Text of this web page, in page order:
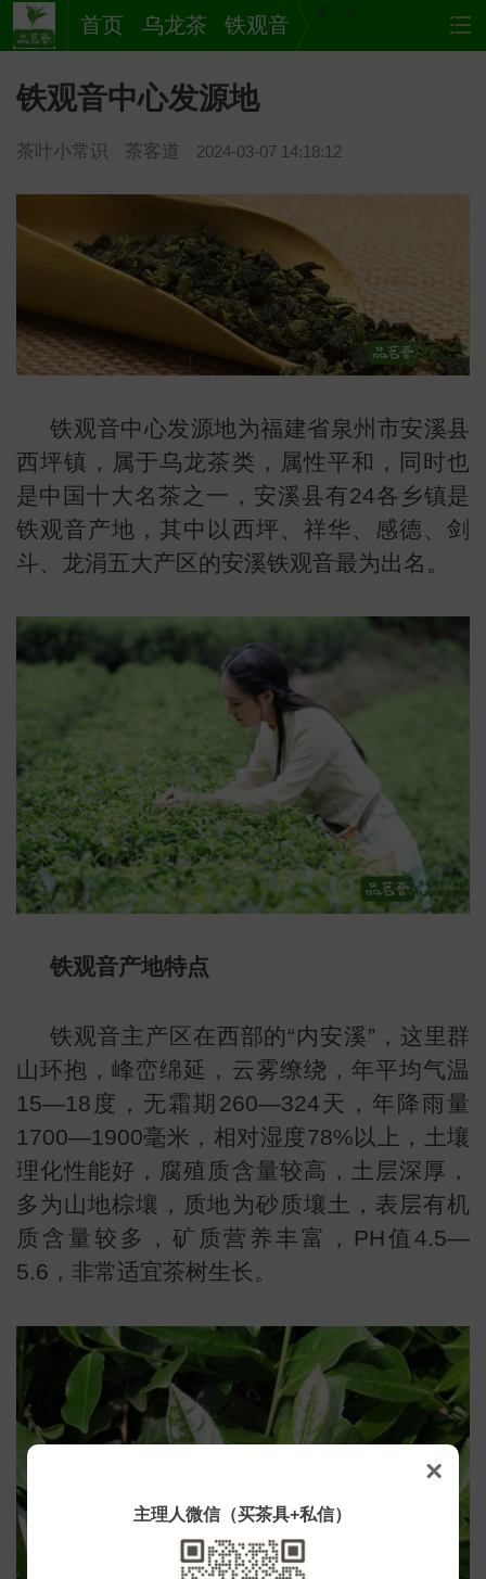
×
主理人微信（买茶具+私信）
茶
叶
小
首页 >
乌龙茶 >
铁观音
网站
地图
铁观音中心发源地
茶叶小常识 茶客道 2024-03-07 14:18:12
铁观音中心发源地为福建省泉州市安溪县
西坪镇，属于乌龙茶类，属性平和，同时也
是中国十大名茶之一，安溪县有24各乡镇是
铁观音产地，其中以西坪、祥华、感德、剑
斗、龙涓五大产区的安溪铁观音最为出名。
铁观音产地特点
铁观音主产区在西部的“内安溪”，这里群
山环抱，峰峦绵延，云雾缭绕，年平均气温
15—18度，无霜期260—324天，年降雨量
1700—1900毫米，相对湿度78%以上，土壤
理化性能好，腐殖质含量较高，土层深厚，
多为山地棕壤，质地为砂质壤土，表层有机
质含量较多，矿质营养丰富，PH值4.5—
5.6，非常适宜茶树生长。